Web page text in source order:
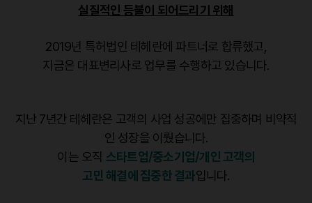
실질적인 등불이 되어드리기 위해
2019년 특허법인 테헤란에 파트너로 합류했고,
지금은 대표변리사로 업무를 수행하고 있습니다.
지난 7년간 테헤란은 고객의 사업 성공에만 집중하며 비약적
인 성장을 이뤘습니다.
이는 오직 스타트업/중소기업/개인 고객의
고민 해결에 집중한 결과입니다.